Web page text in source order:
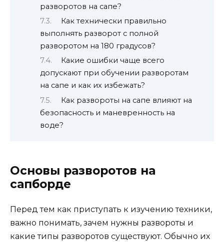
разворотов на сапе?
Как технически правильно
выполнять разворот с полной
разворотом на 180 градусов?
Какие ошибки чаще всего
допускают при обучении разворотам
на сапе и как их избежать?
Как развороты на сапе влияют на
безопасность и маневренность на
воде?
Основы разворотов на
сапборде
Перед тем как приступать к изучению техники,
важно понимать, зачем нужны развороты и
какие типы разворотов существуют. Обычно их